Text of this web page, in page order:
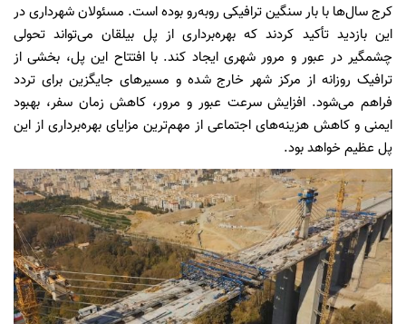
کرج سال‌ها با بار سنگین ترافیکی روبه‌رو بوده است. مسئولان شهرداری در
این بازدید تأکید کردند که بهره‌برداری از پل بیلقان می‌تواند تحولی
چشمگیر در عبور و مرور شهری ایجاد کند. با افتتاح این پل، بخشی از
ترافیک روزانه از مرکز شهر خارج شده و مسیرهای جایگزین برای تردد
فراهم می‌شود. افزایش سرعت عبور و مرور، کاهش زمان سفر، بهبود
ایمنی و کاهش هزینه‌های اجتماعی از مهم‌ترین مزایای بهره‌برداری از این
پل عظیم خواهد بود.